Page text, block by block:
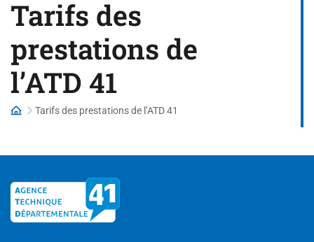
Tarifs des
prestations de
l’ATD 41
Tarifs des prestations de l’ATD 41